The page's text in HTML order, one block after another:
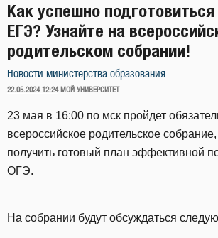
Как успешно
ЕГЭ? Узнайте на
родительском собрании!
Новости министерства образования
ОПУБЛИКОВАНО
22.05.2024 12:24 МОЙ УНИВЕРСИТЕТ
23 мая в 16:00 по мск пройдет
всероссийское родительское
получить готовый план эффективной
ОГЭ.
На собрании будут обсуждаться